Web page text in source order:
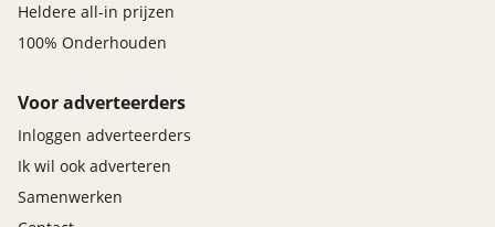
Heldere all-in prijzen
100% Onderhouden
Voor adverteerders
Inloggen adverteerders
Ik wil ook adverteren
Samenwerken